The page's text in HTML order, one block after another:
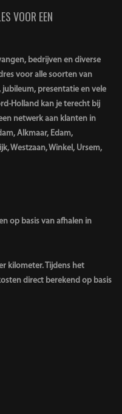
VOOR EEN
bedrijven en diverse
voor alle soorten van
presentatie en vele
Holland kan je terecht bij
netwerk aan klanten in
Alkmaar, Edam,
Westzaan, Winkel, Ursem,
op basis van afhalen in
kilometer. Tijdens het
direct berekend op basis